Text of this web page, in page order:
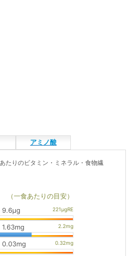
アミノ酸
たりのビタミン・ミネラル・食物繊
（一食あたりの目安）
9.6μg
1.63mg
0.03mg